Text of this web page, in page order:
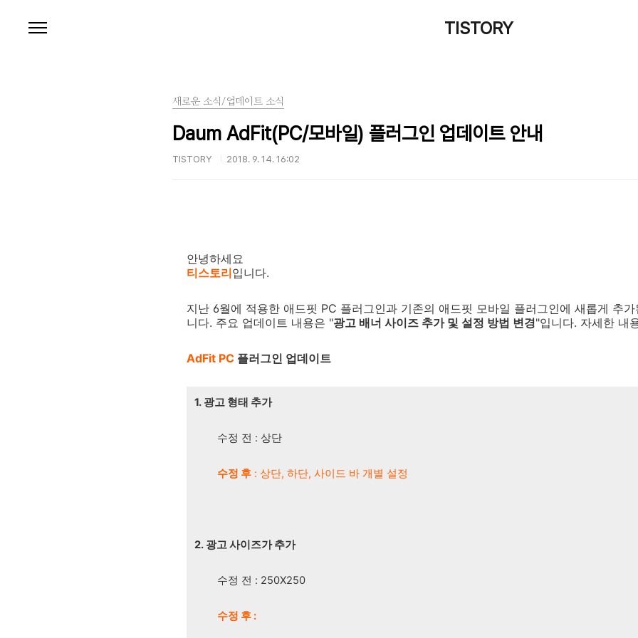
TISTORY
새로운 소식/업데이트 소식
Daum AdFit(PC/모바일) 플러그인 업데이트 안내
TISTORY 2018. 9. 14. 16:02
안녕하세요
티스토리입니다.
지난 6월에 적용한 애드핏 PC 플러그인과 기존의 애드핏 모바일 플러그인에 새롭게 추
니다. 주요 업데이트 내용은 "광고 배너 사이즈 추가 및 설정 방법 변경"입니다. 자세한 내
AdFit PC 플러그인 업데이트
1. 광고 형태 추가
수정 전 : 상단
수정 후 : 상단, 하단, 사이드 바 개별 설정
2. 광고 사이즈가 추가
수정 전 : 250X250
수정 후 :